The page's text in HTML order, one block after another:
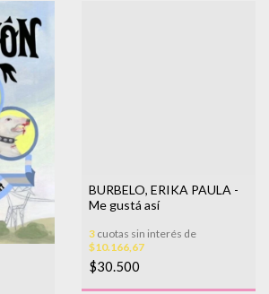
BURBELO, ERIKA PAULA -
Me gustá así
3 cuotas sin interés de
$10.166,67
$30.500